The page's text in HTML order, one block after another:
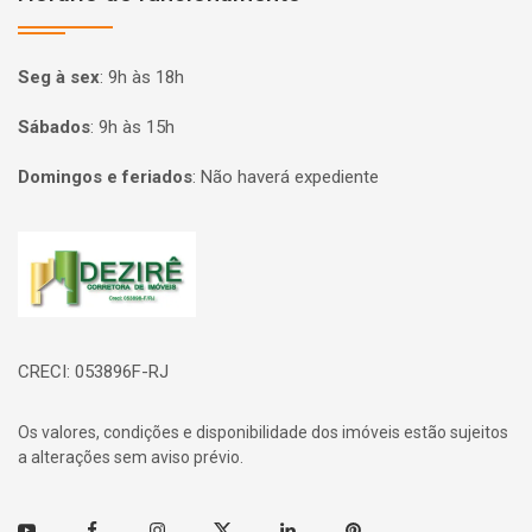
Seg à sex: 9h às 18h
Sábados: 9h às 15h
Domingos e feriados: Não haverá expediente
Página inicial
CRECI: 053896F-RJ
Os valores, condições e disponibilidade dos imóveis estão sujeitos
a alterações sem aviso prévio.